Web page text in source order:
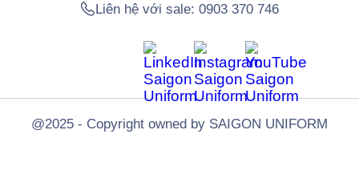
Liên hệ với sale:0903 370 746
@2025 - Copyright owned by SAIGON UNIFORM